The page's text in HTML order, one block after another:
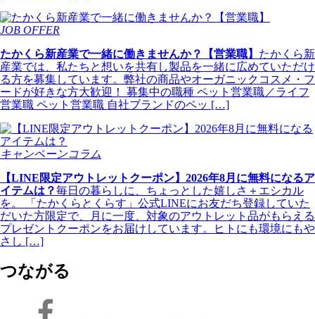
JOB OFFER
たかくら新産業で一緒に働きませんか？【営業職】 たかくら新
産業では、私たちと想いを共有し製品を一緒に広めていただけ
る方を募集しています。弊社の商品やオーガニックコスメ・フ
ードが好きな方大歓迎！ 募集中の職種 ペット営業職／ライフ
営業職 ペット営業職 自社ブランドのペッ […]
キャンペーンコラム
【LINE限定アウトレットクーポン】2026年8月に無料になるア
イテムは？毎日の暮らしに、ちょっとした嬉しさ＋エシカル
を。 「たかくらとくらす」公式LINEにお友だち登録していた
だいた方限定で、月に一度、対象のアウトレット品がもらえる
プレゼントクーポンをお届けしています。ヒトにも環境にもや
さし […]
つながる